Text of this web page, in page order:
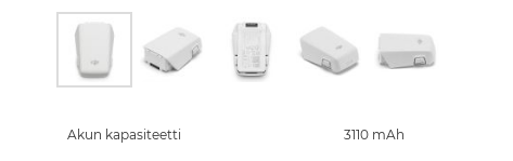
the
Akun kapasiteetti 3110 mAh